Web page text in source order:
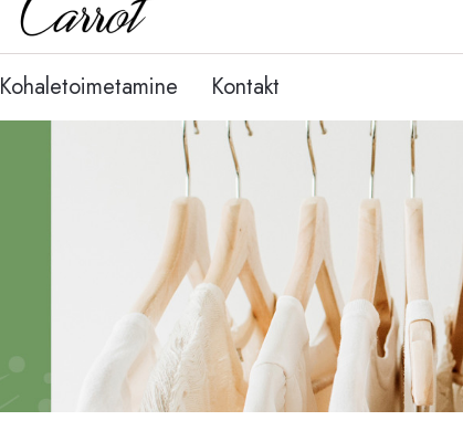
Kohaletoimetamine Kontakt